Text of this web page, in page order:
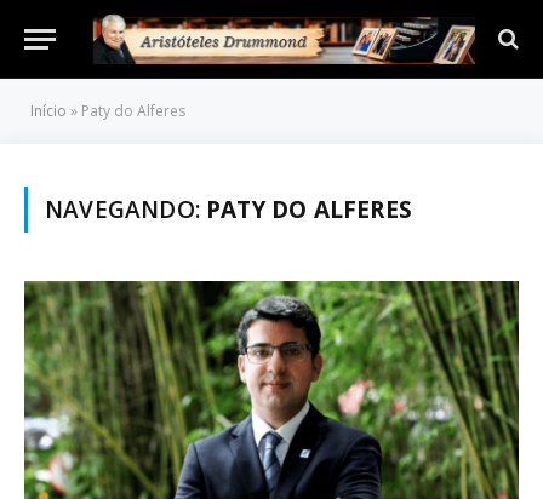
Início » Paty do Alferes
NAVEGANDO: PATY DO ALFERES